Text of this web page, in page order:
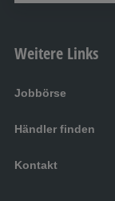
Weitere Links
Jobbörse
Händler finden
Kontakt